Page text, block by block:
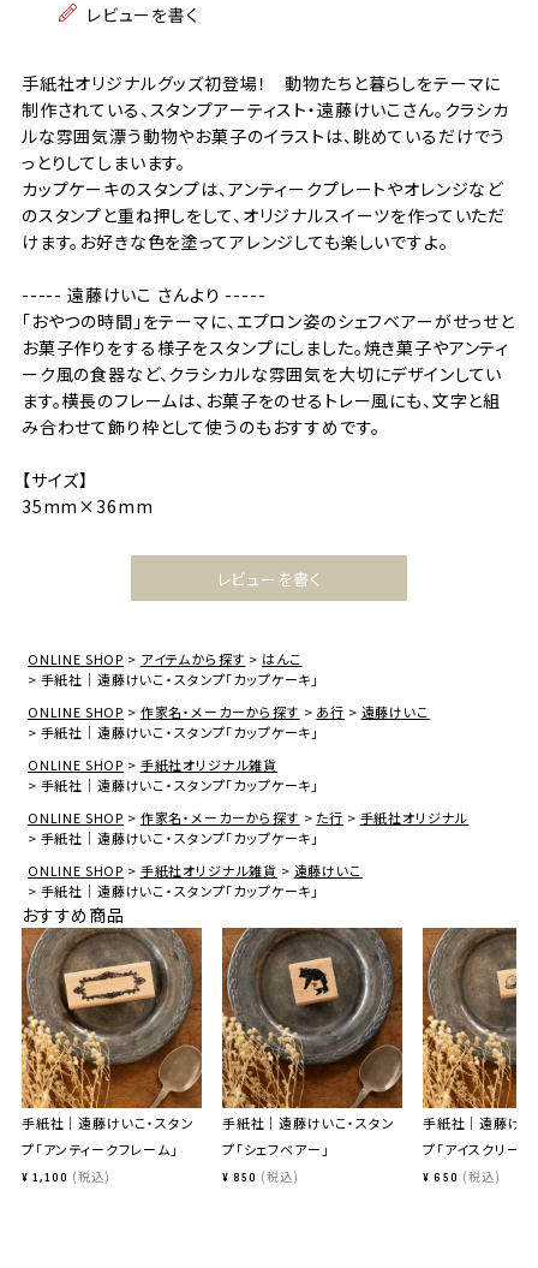
レビューを書く
手紙社オリジナルグッズ初登場！ 動物たちと暮らしをテーマに
制作されている、スタンプアーティスト・遠藤けいこさん。クラシカ
ルな雰囲気漂う動物やお菓子のイラストは、眺めているだけでう
っとりしてしまいます。
カップケーキのスタンプは、アンティークプレートやオレンジなど
のスタンプと重ね押しをして、オリジナルスイーツを作っていただ
けます。お好きな色を塗ってアレンジしても楽しいですよ。
----- 遠藤けいこ さんより -----
「おやつの時間」をテーマに、エプロン姿のシェフベアーがせっせと
お菓子作りをする様子をスタンプにしました。焼き菓子やアンティ
ーク風の食器など、クラシカルな雰囲気を大切にデザインしてい
ます。横長のフレームは、お菓子をのせるトレー風にも、文字と組
み合わせて飾り枠として使うのもおすすめです。
【サイズ】
35mm×36mm
レビューを書く
ONLINE SHOP アイテムから探す
はんこ
手紙社｜遠藤けいこ・スタンプ「カップケーキ」
ONLINE SHOP
作家名・メーカーから探す あ行
遠藤けいこ
手紙社｜遠藤けいこ・スタンプ「カップケーキ」
ONLINE SHOP
手紙社オリジナル雑貨
手紙社｜遠藤けいこ・スタンプ「カップケーキ」
ONLINE SHOP
作家名・メーカーから探す た行
手紙社オリジナル
手紙社｜遠藤けいこ・スタンプ「カップケーキ」
ONLINE SHOP
手紙社オリジナル雑貨
遠藤けいこ
手紙社｜遠藤けいこ・スタンプ「カップケーキ」
おすすめ商品
手紙社｜遠藤けいこ・スタン
プ「アンティークフレーム」
¥ 1,100 税込
手紙社｜遠藤けいこ・スタン
プ「シェフベアー」
¥ 850 税込
手紙社｜遠藤けい
プ「アイスクリーム
¥ 650 税込